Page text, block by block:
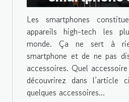
Les smartphones
appareils high-tech les
monde. Ça ne sert à
smartphone et de ne pas
accessoires. Quel
découvrirez dans l’article
quelques accessoires...